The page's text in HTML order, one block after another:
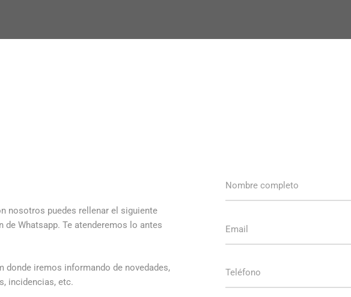
nosotros puedes rellenar el siguiente
Whatsapp. Te atenderemos lo antes
donde iremos informando de novedades,
incidencias, etc.